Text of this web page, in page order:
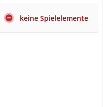
keine Spielelemente